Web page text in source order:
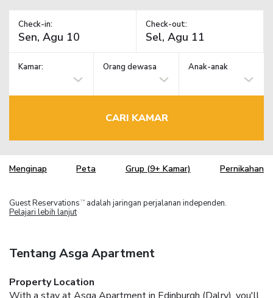
Check-in: Check-out:
Kamar: Orang dewasa Anak-anak
CARI KAMAR
Menginap Peta Grup (9+ Kamar) Pernikahan
Guest Reservations TM
adalah jaringan perjalanan independen.
Pelajari lebih lanjut
Tentang Asga Apartment
Property Location